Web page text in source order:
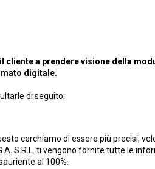
cliente a prendere visione della
digitale.
di seguito:
cerchiamo di essere più precisi,
S.R.L. ti vengono fornite tutte le
al 100%.